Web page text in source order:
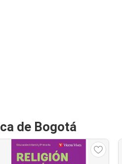
de Bogotá